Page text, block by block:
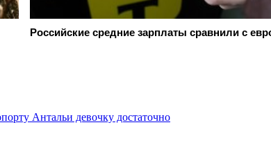
Российские средние зарплаты сравнили с
Антальи девочку достаточно